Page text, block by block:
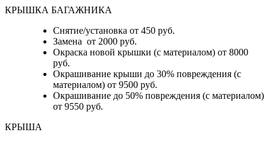
КРЫШКА БАГАЖНИКА
Снятие/установка от 450 руб.
Замена от 2000 руб.
Окраска новой крышки (с материалом) от 8000
руб.
Окрашивание крыши до 30% повреждения (с
материалом) от 9500 руб.
Окрашивание до 50% повреждения (с материалом)
от 9550 руб.
КРЫША